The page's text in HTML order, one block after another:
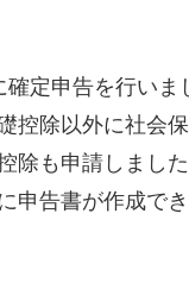
定申告を行いま
控除以外に社会
除も申請しまし
申告書が作成で